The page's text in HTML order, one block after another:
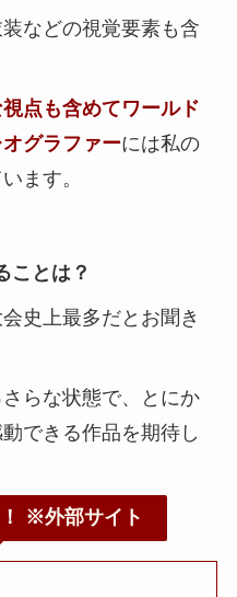
などの視覚要素も含
点も含めてワールド
グラファーには私の
ます。
ことは？
史上最多だとお聞き
らな状態で、とにか
できる作品を期待し
※外部サイト